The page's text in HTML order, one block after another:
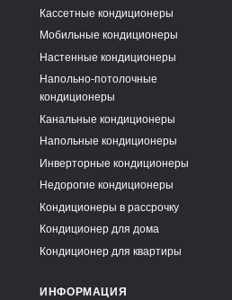
Кассетные кондиционеры
Мобильные кондиционеры
Настенные кондиционеры
Напольно-потолочные
кондиционеры
Канальные кондиционеры
Напольные кондиционеры
Инверторные кондиционеры
Недорогие кондиционеры
Кондиционеры в рассрочку
Кондиционер для дома
Кондиционер для квартиры
ИНФОРМАЦИЯ